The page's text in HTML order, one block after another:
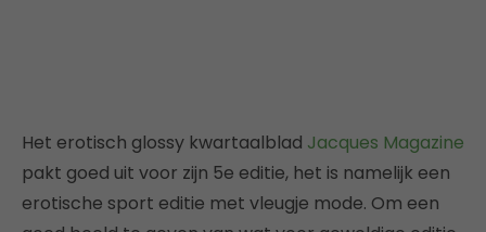
Het erotisch glossy kwartaalblad Jacques Magazine
pakt goed uit voor zijn 5e editie, het is namelijk een
erotische sport editie met vleugje mode. Om een